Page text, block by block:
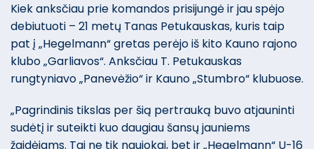
Kiek anksčiau prie komandos prisijungė ir jau spėjo
debiutuoti – 21 metų Tanas Petukauskas, kuris taip
pat į „Hegelmann“ gretas perėjo iš kito Kauno rajono
klubo „Garliavos“. Anksčiau T. Petukauskas
rungtyniavo „Panevėžio“ ir Kauno „Stumbro“ klubuose.
„Pagrindinis tikslas per šią pertrauką buvo atjauninti
sudėtį ir suteikti kuo daugiau šansų jauniems
žaidėjams. Tai ne tik naujokai, bet ir „Hegelmann“ U-16